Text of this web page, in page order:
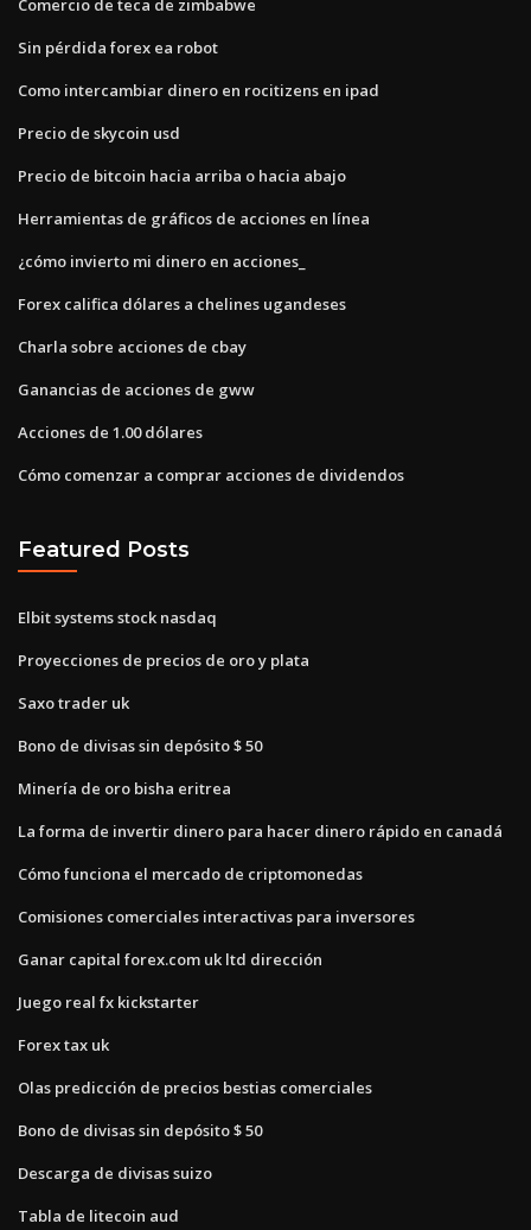
Comercio de teca de zimbabwe
Sin pérdida forex ea robot
Como intercambiar dinero en rocitizens en ipad
Precio de skycoin usd
Precio de bitcoin hacia arriba o hacia abajo
Herramientas de gráficos de acciones en línea
¿cómo invierto mi dinero en acciones_
Forex califica dólares a chelines ugandeses
Charla sobre acciones de cbay
Ganancias de acciones de gww
Acciones de 1.00 dólares
Cómo comenzar a comprar acciones de dividendos
Featured Posts
Elbit systems stock nasdaq
Proyecciones de precios de oro y plata
Saxo trader uk
Bono de divisas sin depósito $ 50
Minería de oro bisha eritrea
La forma de invertir dinero para hacer dinero rápido en canadá
Cómo funciona el mercado de criptomonedas
Comisiones comerciales interactivas para inversores
Ganar capital forex.com uk ltd dirección
Juego real fx kickstarter
Forex tax uk
Olas predicción de precios bestias comerciales
Bono de divisas sin depósito $ 50
Descarga de divisas suizo
Tabla de litecoin aud